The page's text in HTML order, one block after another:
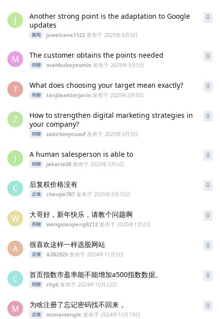
J
Another strong point is the adaptation to Google
updates
新闻 juwelrana1122 发布于2025年3月5日
0
M The customer obtains the points needed
闲聊 mahbubayesmin 发布于2025年3月5日
0
T What does choosing your target mean exactly?
闲聊 tanjilaakterjarin 发布于2025年3月5日
0
Z
How to strengthen digital marketing strategies in
your company?
闲聊 zabirbinyousuf发布于2025年3月5日
0
J A human salesperson is able to
闲聊 jakaria00 发布于2025年3月5日
0
C 后复权价格没有
反馈 chenjie787 发布于2025年2月15日
0
W 大哥好，新年快乐，请教个问题啊
闲聊 wangxiaopeng8212 发布于2025年1月2日
0
A 很喜欢这样一样选股网站
反馈 A282925 发布于2024年11月5日
0
C 首页指数市盈率能不能增加a500指数数据。
闲聊 chyli 发布于2024年10月22日
0
M 为啥注册了忘记密码找不回来，
反馈 mimawangle 发布于2024年10月19日
0